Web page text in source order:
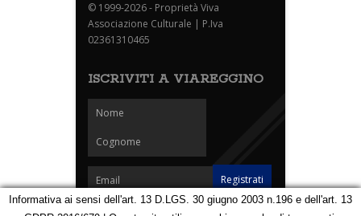
© 1999-2026 - Proprietà Viva
Associazione Culturale | P.Iva
02361310465
ISCRIVITI A VIAREGGINO
Informativa ai sensi dell'art. 13 D.LGS. 30 giugno 2003 n.196 e dell'art. 13